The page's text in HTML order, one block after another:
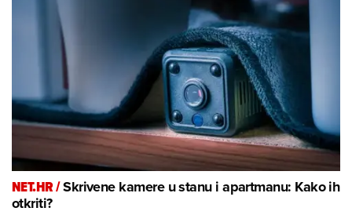
NET.HR /Skrivene kamere u stanu i apartmanu: Kako ih
otkriti?